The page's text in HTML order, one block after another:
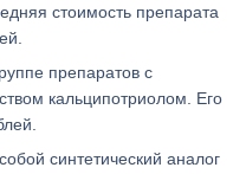
стоимость препарата
препаратов с
кальципотриолом. Его
синтетический аналог